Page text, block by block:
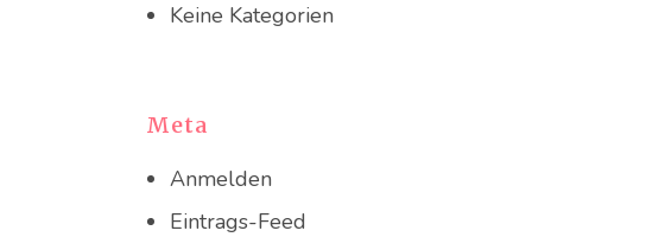
Keine Kategorien
Meta
Anmelden
Eintrags-Feed